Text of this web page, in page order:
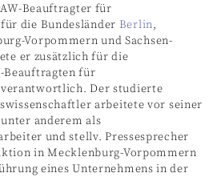
Beauftragter für
die Bundesländer Berlin,
Vorpommern und Sachsen-
er zusätzlich für die
Beauftragten für
Der studierte
arbeitete vor seiner
anderem als
und stellv. Pressesprecher
in Mecklenburg-Vorpommern
eines Unternehmens in der